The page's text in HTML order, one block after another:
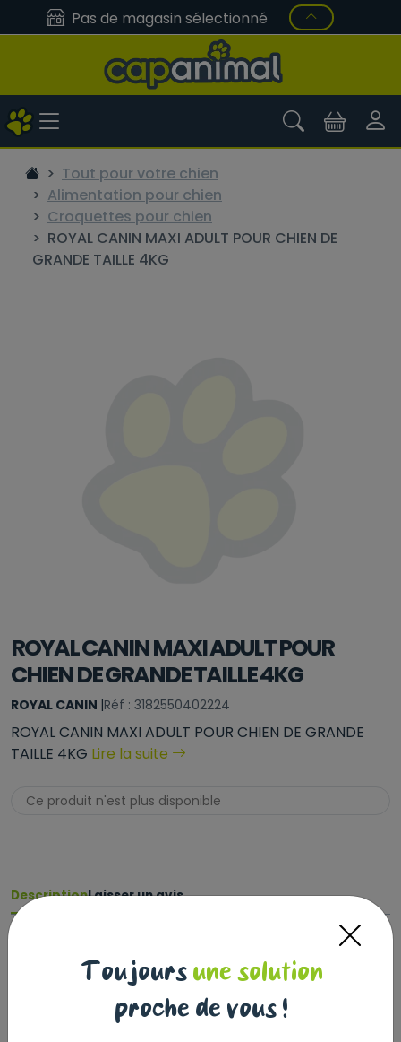
Pas de magasin sélectionné
Tout pour votre chien
Alimentation pour chien
Croquettes pour chien
ROYAL CANIN MAXI ADULT POUR CHIEN DE
GRANDE TAILLE 4KG
ROYAL CANIN MAXI ADULT POUR
CHIEN DE GRANDE TAILLE 4KG
ROYAL CANIN |Réf : 3182550402224
ROYAL CANIN MAXI ADULT POUR CHIEN DE GRANDE
TAILLE 4KG Lire la suite
Ce produit n'est plus disponible
DescriptionLaisser un avis
Aliment complet pour chiens - Pour chiens adultes de
grandes races (de 26 à 44 kg) - À partir de 15 mois
Toujours une solution
proche de vous !